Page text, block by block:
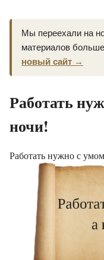
Мы переехали на
материалов
новый сайт →
Работать
ночи!
Работать нужно с